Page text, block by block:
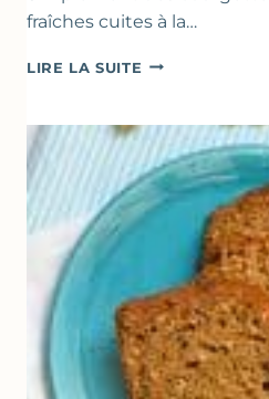
fraîches cuites à la…
LIRE LA SUITE POÊLÉE
&
TOMATES
AU
THYM